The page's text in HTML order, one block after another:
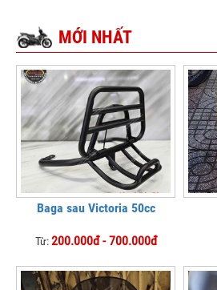
MỚI NHẤT
Baga sau Victoria 50cc
Từ:200.000đ - 700.000đ